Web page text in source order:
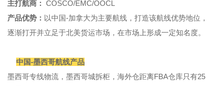
主打航商： COSCO/EMC/OOCL
产品优势： 以中国-加拿大为主要航线，打造该航线优势地位，
逐渐打开并立足于北美货运市场，在市场上形成一定知名度。
中国-墨西哥航线产品
墨西哥专线物流，墨西哥城拆柜，海外仓距离FBA仓库只有25